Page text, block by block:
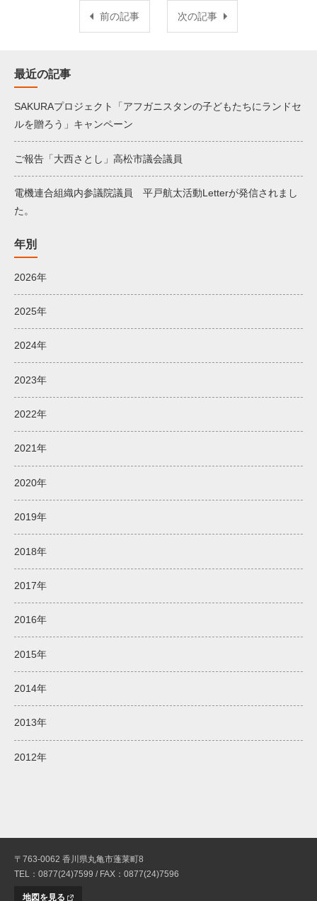
前の記事 次の記事
最近の記事
SAKURAプロジェクト「アフガニスタンの子どもたちにランドセ
ルを贈ろう」キャンペーン
ご報告「大西さとし」高松市議会議員
電機連合組織内参議院議員 平戸航太活動Letterが発信されまし
た。
年別
2026年
2025年
2024年
2023年
2022年
2021年
2020年
2019年
2018年
2017年
2016年
2015年
2014年
2013年
2012年
〒763-0062 香川県丸亀市蓬莱町8
TEL：0877(24)7599 / FAX：0877(24)7596
地図を見る